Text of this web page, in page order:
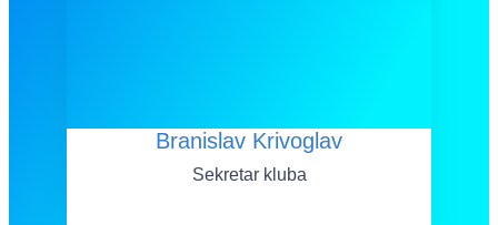
Branislav Krivoglav
Sekretar kluba